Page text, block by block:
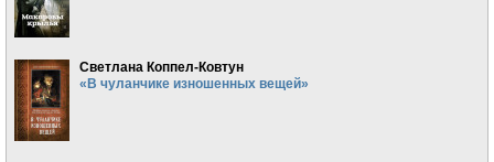
Светлана Коппел-Ковтун
«В чуланчике изношенных вещей»